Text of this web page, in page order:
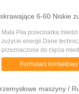
6-60 Niskie
Mała Piła przecinarka
zużycie energii Dane
przeznaczone do cięcia
Power(Prime/Standby): 4KW
6mm do 60mm ...
Formularz kontaktowy
maszyny /